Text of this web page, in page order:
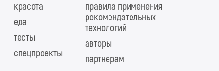
красота
еда
тесты
спецпроекты
правила применения
рекомендательных
технологий
авторы
партнерам